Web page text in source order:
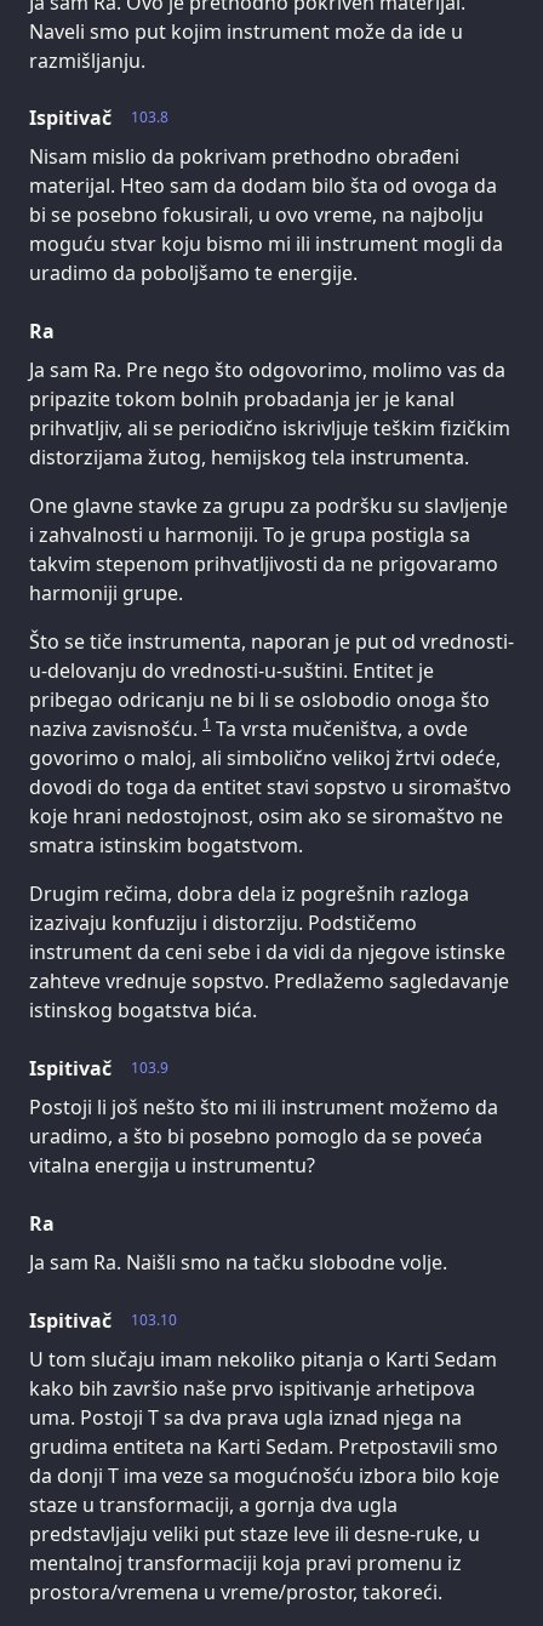
Naveli smo put kojim instrument može da ide u
razmišljanju.
103.8
Ispitivač
Nisam mislio da pokrivam prethodno obrađeni
materijal. Hteo sam da dodam bilo šta od ovoga da
bi se posebno fokusirali, u ovo vreme, na najbolju
moguću stvar koju bismo mi ili instrument mogli da
uradimo da poboljšamo te energije.
Ra
Ja sam Ra. Pre nego što odgovorimo, molimo vas da
pripazite tokom bolnih probadanja jer je kanal
prihvatljiv, ali se periodično iskrivljuje teškim fizičkim
distorzijama žutog, hemijskog tela instrumenta.
One glavne stavke za grupu za podršku su slavljenje
i zahvalnosti u harmoniji. To je grupa postigla sa
takvim stepenom prihvatljivosti da ne prigovaramo
harmoniji grupe.
Što se tiče instrumenta, naporan je put od vrednosti-
u-delovanju do vrednosti-u-suštini. Entitet je
pribegao odricanju ne bi li se oslobodio onoga što
naziva zavisnošću. 1 Ta vrsta mučeništva, a ovde
govorimo o maloj, ali simbolično velikoj žrtvi odeće,
dovodi do toga da entitet stavi sopstvo u siromaštvo
koje hrani nedostojnost, osim ako se siromaštvo ne
smatra istinskim bogatstvom.
Drugim rečima, dobra dela iz pogrešnih razloga
izazivaju konfuziju i distorziju. Podstičemo
instrument da ceni sebe i da vidi da njegove istinske
zahteve vrednuje sopstvo. Predlažemo sagledavanje
istinskog bogatstva bića.
103.9
Ispitivač
Postoji li još nešto što mi ili instrument možemo da
uradimo, a što bi posebno pomoglo da se poveća
vitalna energija u instrumentu?
Ra
Ja sam Ra. Naišli smo na tačku slobodne volje.
103.10
Ispitivač
U tom slučaju imam nekoliko pitanja o Karti Sedam
kako bih završio naše prvo ispitivanje arhetipova
uma. Postoji T sa dva prava ugla iznad njega na
grudima entiteta na Karti Sedam. Pretpostavili smo
da donji T ima veze sa mogućnošću izbora bilo koje
staze u transformaciji, a gornja dva ugla
predstavljaju veliki put staze leve ili desne-ruke, u
mentalnoj transformaciji koja pravi promenu iz
prostora/vremena u vreme/prostor, takoreći.